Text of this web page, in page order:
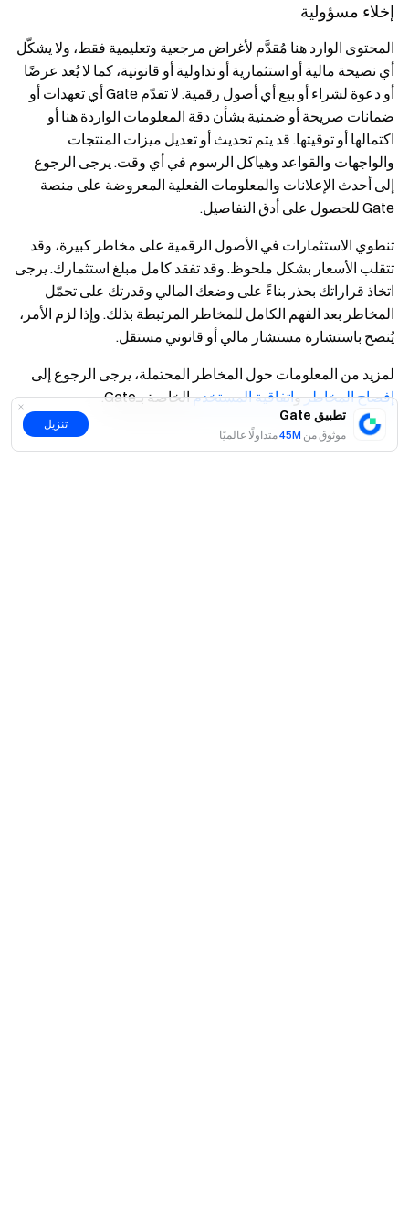
تطبيق Gate
موثوق من 45Mمتداولًا عالميًا
تنزيل
إخلاء مسؤولية
المحتوى الوارد هنا مُقدَّم لأغراض مرجعية وتعليمية فقط، ولا يشكّل
أي نصيحة مالية أو استثمارية أو تداولية أو قانونية، كما لا يُعد عرضًا
أو دعوة لشراء أو بيع أي أصول رقمية. لا تقدّم Gate أي تعهدات أو
ضمانات صريحة أو ضمنية بشأن دقة المعلومات الواردة هنا أو
اكتمالها أو توقيتها. قد يتم تحديث أو تعديل ميزات المنتجات
والواجهات والقواعد وهياكل الرسوم في أي وقت. يرجى الرجوع
إلى أحدث الإعلانات والمعلومات الفعلية المعروضة على منصة
Gate للحصول على أدق التفاصيل.
تنطوي الاستثمارات في الأصول الرقمية على مخاطر كبيرة، وقد
تتقلب الأسعار بشكل ملحوظ. وقد تفقد كامل مبلغ استثمارك. يرجى
اتخاذ قراراتك بحذر بناءً على وضعك المالي وقدرتك على تحمّل
المخاطر بعد الفهم الكامل للمخاطر المرتبطة بذلك. وإذا لزم الأمر،
يُنصح باستشارة مستشار مالي أو قانوني مستقل.
لمزيد من المعلومات حول المخاطر المحتملة، يرجى الرجوع إلى
إفصاح المخاطرواتفاقية المستخدمالخاصة بـGate.